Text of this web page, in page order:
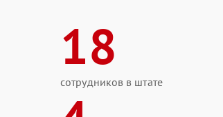
18
сотрудников в штате